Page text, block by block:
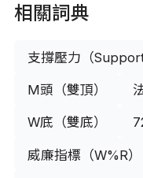
相關詞典
支撐壓力（
M頭（雙頂）
W底（雙底）
威廉指標（W%R）